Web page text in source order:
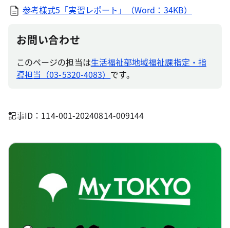
参考様式5「実習レポート」（Word：34KB）
お問い合わせ
このページの担当は生活福祉部地域福祉課指定・指
導担当（03-5320-4083） です。
記事ID：114-001-20240814-009144